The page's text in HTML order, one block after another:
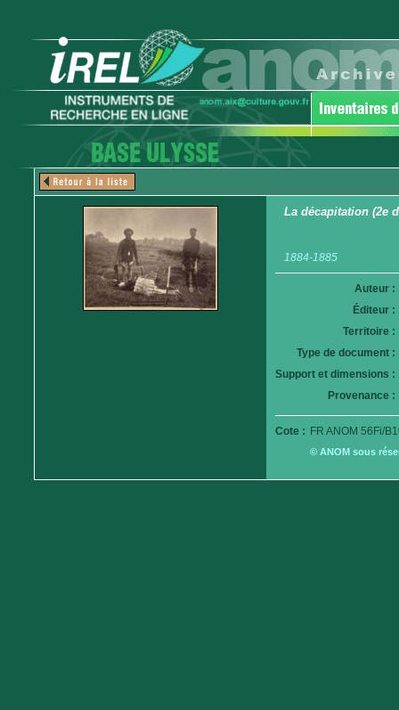
La décapitation (2e
1884-1885
Auteur :
Éditeur :
Territoire :
Type de document :
Support et dimensions :
Provenance :
Cote : FR ANOM 56Fi/
© ANOM sous